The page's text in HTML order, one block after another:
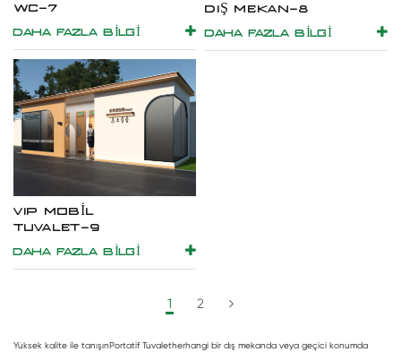
WC-7
DAHA FAZLA BILGI
DIŞ MEKAN-8
DAHA FAZLA BILGI
VIP MOBIL
TUVALET-9
DAHA FAZLA BILGI
1 2
Yüksek kalite ile tanışınPortatif Tuvaletherhangi bir dış mekanda veya geçici konumda